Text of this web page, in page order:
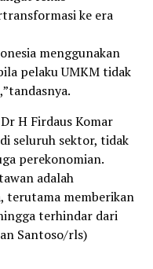
ke era
menggunakan
pelaku UMKM tidak
H Firdaus Komar
seluruh sektor, tidak
perekonomian.
adalah
terutama memberikan
terhindar dari
Santoso/rls)